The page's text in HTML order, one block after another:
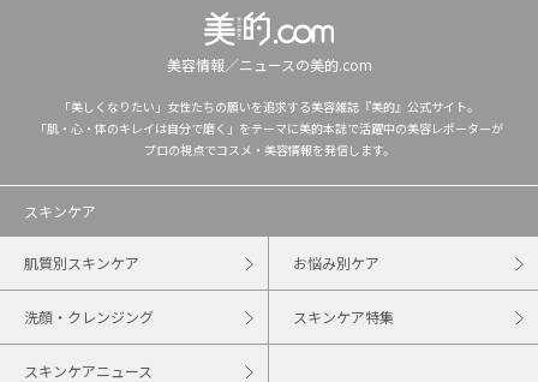
美容情報／ニュースの美的.com
「美しくなりたい」女性たちの願いを追求する美容雑誌『美的』公式サイト。
「肌・心・体のキレイは自分で磨く」をテーマに美的本誌で活躍中の美容レポーターが
プロの視点でコスメ・美容情報を発信します。
スキンケア
肌質別スキンケア お悩み別ケア
洗顔・クレンジング スキンケア特集
スキンケアニュース